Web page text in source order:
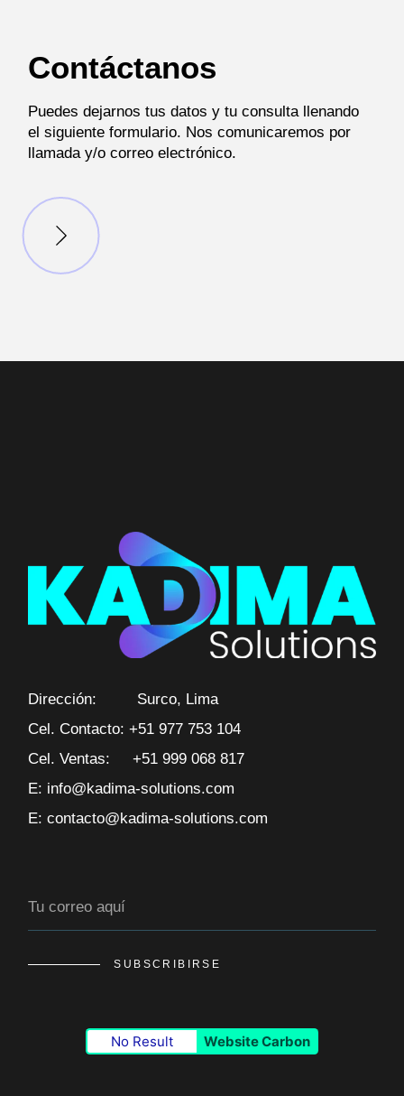
Contáctanos
Puedes dejarnos tus datos y tu consulta llenando
el siguiente formulario. Nos comunicaremos por
llamada y/o correo electrónico.
Dirección: Surco, Lima
Cel. Contacto: +51 977 753 104
Cel. Ventas: +51 999 068 817
E: info@kadima-solutions.com
E: contacto@kadima-solutions.com
SUBSCRIBIRSE
No Result Website Carbon